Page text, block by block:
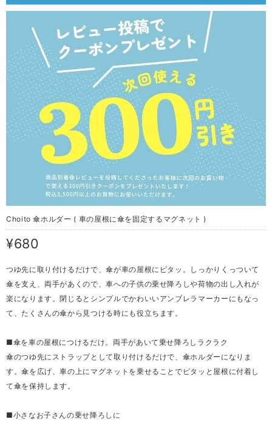
Choito 傘ホルダー ( 車の屋根に傘を固定するマグネット )
¥680
つゆ先に取り付けるだけで、傘が車の屋根にピタッ。しっかりくっついて
傘を支え、両手があくので、車への子供の乗せ降ろしや荷物の出し入れが
楽になります。閉じるとシンプルでかわいいアンブレラマーカーにもなっ
て、たくさんの傘から見つける時にも役立ちます。
■傘を車の屋根につけるだけ。両手があいて乗せ降ろしラクラク
傘のつゆ先にストラップとして取り付けるだけで、傘ホルダーになりま
す。傘を広げ、車の上にマグネットを乗せることでピタッと屋根に付着し
て傘を保持します。
■小さなお子さんの乗せ降ろしに